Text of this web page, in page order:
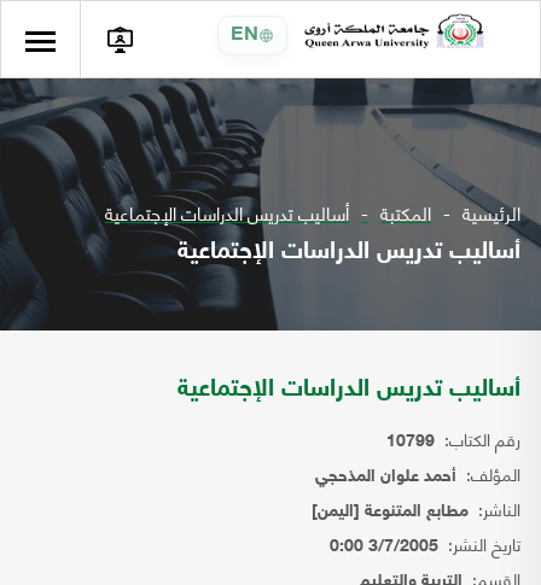
EN
الرئيسية المكتبة أساليب تدريس الدراسات الإجتماعية
أساليب تدريس الدراسات الإجتماعية
أساليب تدريس الدراسات الإجتماعية
رقم الكتاب: 10799
المؤلف: أحمد علوان المذحجي
الناشر: مطابع المتنوعة [اليمن]
تاريخ النشر: 3/7/2005 0:00
القسم: